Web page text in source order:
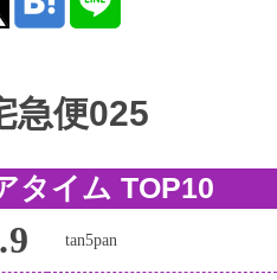
急便025
タイム TOP10
tan5pan